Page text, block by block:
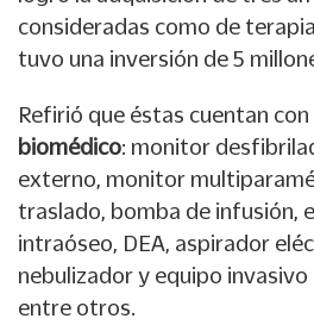
consideradas como de
tuvo una inversión de 5
Refirió que éstas cuentan
biomédico: monitor
externo, monitor
traslado, bomba de infusión,
intraóseo, DEA, aspirador
nebulizador y equipo invasivo
entre otros.